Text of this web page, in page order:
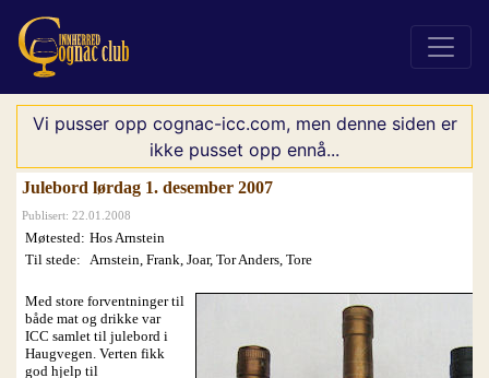
Vi pusser opp cognac-icc.com, men denne siden er
ikke pusset opp ennå...